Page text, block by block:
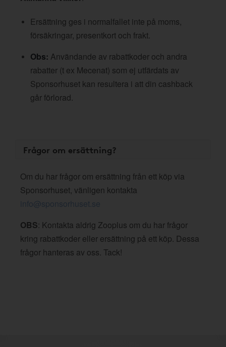
Ersättning ges i normalfallet inte på moms,
försäkringar, presentkort och frakt.
Obs: Användande av rabattkoder och andra
rabatter (t ex Mecenat) som ej utfärdats av
Sponsorhuset kan resultera i att din cashback
går förlorad.
Frågor om ersättning?
Om du har frågor om ersättning från ett köp via
Sponsorhuset, vänligen kontakta
info@sponsorhuset.se
OBS: Kontakta aldrig Zooplus om du har frågor
kring rabattkoder eller ersättning på ett köp. Dessa
frågor hanteras av oss. Tack!